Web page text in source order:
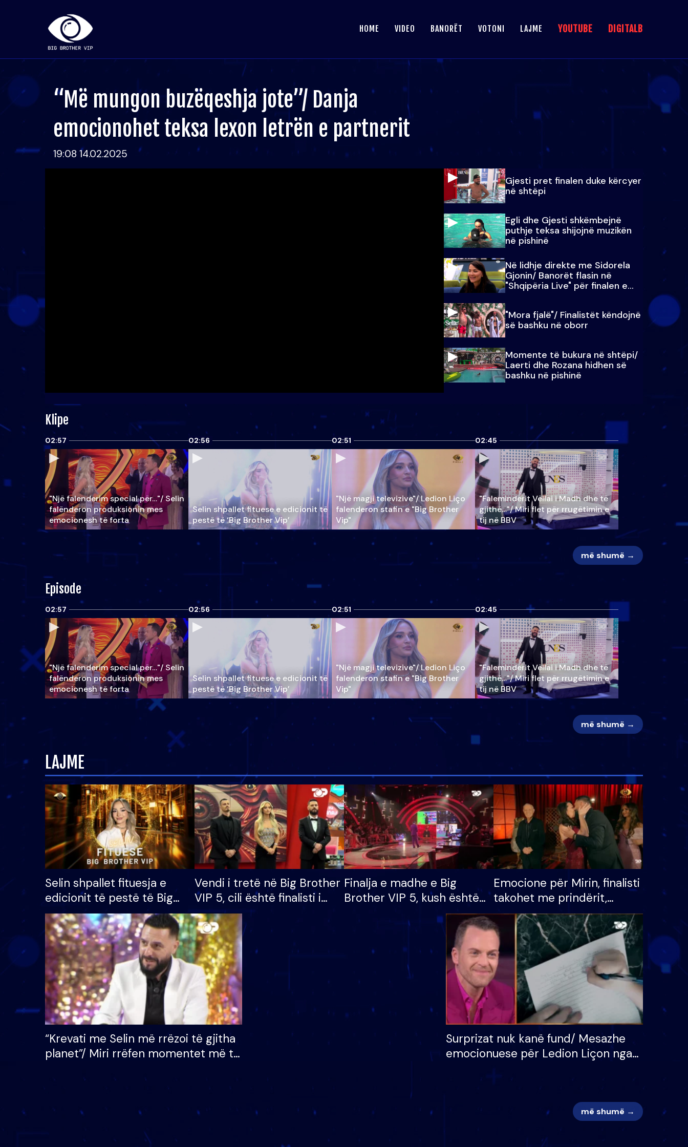
HOME VIDEO BANORËT VOTONI LAJME YOUTUBE DIGITALB
“Më mungon buzëqeshja jote”/ Danja
emocionohet teksa lexon letrën e partnerit
19:08 14.02.2025
Gjesti pret finalen duke kërcyer
në shtëpi
Egli dhe Gjesti shkëmbejnë
puthje teksa shijojnë muzikën
në pishinë
Në lidhje direkte me Sidorela
Gjonin/ Banorët flasin në
"Shqipëria Live" për finalen e
madhe
"Mora fjalë"/ Finalistët këndojnë
së bashku në oborr
Momente të bukura në shtëpi/
Laerti dhe Rozana hidhen së
bashku në pishinë
Klipe
02:57
"Një falenderim special për…"/ Selin
falënderon produksionin mes
emocionesh të forta
02:56
Selin shpallet fituese e edicionit të
pestë të ‘Big Brother Vip’
02:51
"Një magji televizive"/ Ledion Liço
falenderon stafin e "Big Brother
Vip"
02:45
"Faleminderit Vëllai i Madh dhe të
gjithë…"/ Miri flet për rrugëtimin e
tij në BBV
më shumë →
Episode
02:57
"Një falenderim special për…"/ Selin
falënderon produksionin mes
emocionesh të forta
02:56
Selin shpallet fituese e edicionit të
pestë të ‘Big Brother Vip’
02:51
"Një magji televizive"/ Ledion Liço
falenderon stafin e "Big Brother
Vip"
02:45
"Faleminderit Vëllai i Madh dhe të
gjithë…"/ Miri flet për rrugëtimin e
tij në BBV
më shumë →
LAJME
Selin shpallet fituesja e
edicionit të pestë të Big
Brother VIP, rrëmben
çmimin e madh prej 100
mijë eurosh
Vendi i tretë në Big Brother
VIP 5, cili është finalisti i
radhës që lë shtëpinë
Finalja e madhe e Big
Brother VIP 5, kush është
banori i parë që lë shtëpinë
dhe humb mundësinë për
të fituar çmimin e madh
Emocione për Mirin, finalisti
takohet me prindërit,
vajzën dhe bashkëshorten:
S’kemi ndonjë letër divorci
apo jo?
“Krevati me Selin më rrëzoi të gjitha
planet”/ Miri rrëfen momentet më të
mungojë zilja e mëngjesit kur…
Surprizat nuk kanë fund/ Mesazhe
emocionuese për Ledion Liçon nga
më shumë →